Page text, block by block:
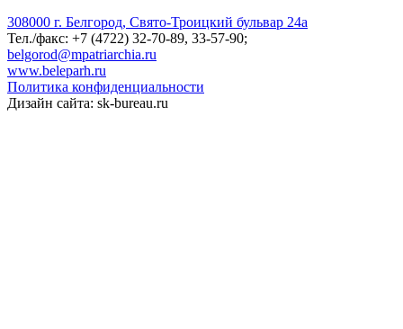
308000 г. Белгород, Свято-Троицкий бульвар 24а
Тел./факс: +7 (4722) 32-70-89, 33-57-90;
belgorod@mpatriarchia.ru
www.beleparh.ru
Политика конфиденциальности
Дизайн сайта: sk-bureau.ru